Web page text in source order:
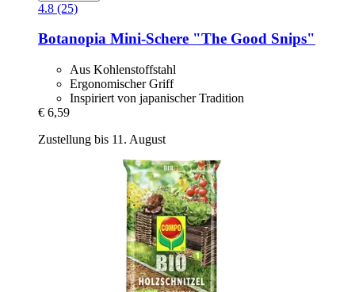
4.8 (25)
Botanopia Mini-​Schere "The Good Snips"
Aus Kohlenstoffstahl
Ergonomischer Griff
Inspiriert von japanischer Tradition
€ 6,59
Zustellung bis 11. August